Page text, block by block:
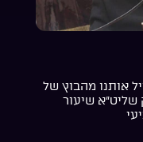
אותנו מהבוץ של
שליט”א שיעור